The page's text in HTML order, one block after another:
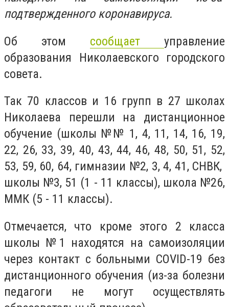
подтвержденного коронавируса.
Об этом сообщает управление
образования Николаевского городского
совета.
Так 70 классов и 16 групп в 27 школах
Николаева перешли на дистанционное
обучение (школы №№ 1, 4, 11, 14, 16, 19,
22, 26, 33, 39, 40, 43, 44, 46, 48, 50, 51, 52,
53, 59, 60, 64, гимназии №2, 3, 4, 41, СНВК,
школы №3, 51 (1 - 11 классы), школа №26,
ММК (5 - 11 классы).
Отмечается, что кроме этого 2 класса
школы №1 находятся на самоизоляции
через контакт с больными COVID-19 без
дистанционного обучения (из-за болезни
педагоги не могут осуществлять